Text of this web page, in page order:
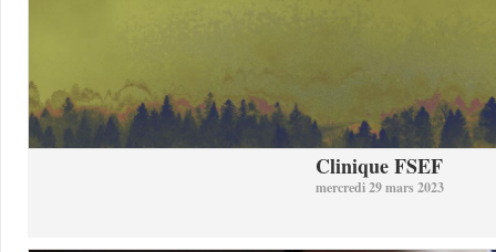
Clinique FSEF
mercredi 29 mars 2023